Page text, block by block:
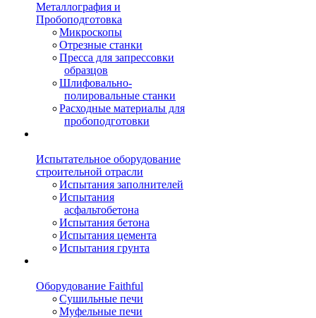
Металлография и
Пробоподготовка
Микроскопы
Отрезные станки
Пресса для запрессовки
образцов
Шлифовально-
полировальные станки
Расходные материалы для
пробоподготовки
Испытательное оборудование
строительной отрасли
Испытания заполнителей
Испытания
асфальтобетона
Испытания бетона
Испытания цемента
Испытания грунта
Оборудование Faithful
Сушильные печи
Муфельные печи